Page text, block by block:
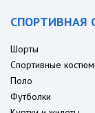
СПОРТИВНАЯ
Шорты
Спортивные
Поло
Футболки